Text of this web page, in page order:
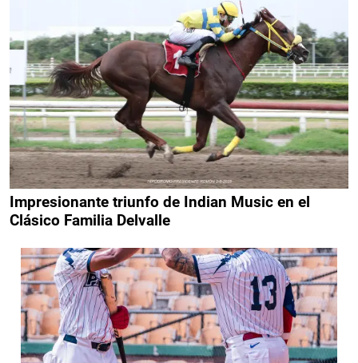
Impresionante triunfo de Indian Music en el
Clásico Familia Delvalle